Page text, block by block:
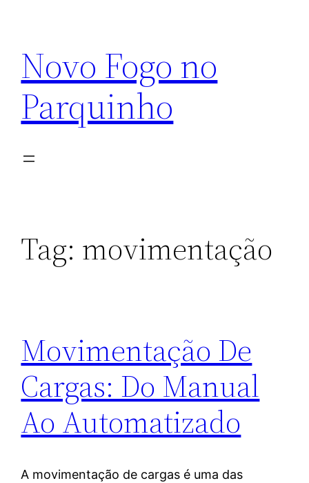
conteúdo
Novo Fogo no
Parquinho
Tag: movimentação
Movimentação De
Cargas: Do Manual
Ao Automatizado
A movimentação de cargas é uma das